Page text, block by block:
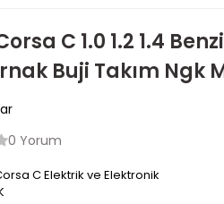
C 1.0 1.2 1.4
Buji Takım Ngk
0 Yorum
C Elektrik ve Elektronik